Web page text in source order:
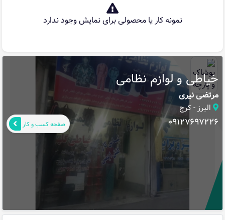
نمونه کار یا محصولی برای نمایش وجود ندارد
خیاطی و لوازم نظامی
مرتضی نیری
صفحه کسب و کار
البرز - کرج
09127697226